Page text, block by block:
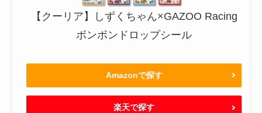
【クーリア】しずくちゃん×GAZOO Racing
ボンボンドロップシール
Amazonで探す
楽天で探す